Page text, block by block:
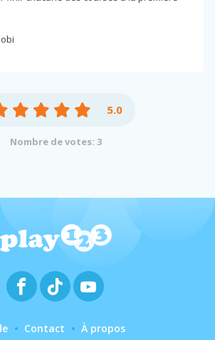
5.0
Nombre de votes: 3
Contact À propos